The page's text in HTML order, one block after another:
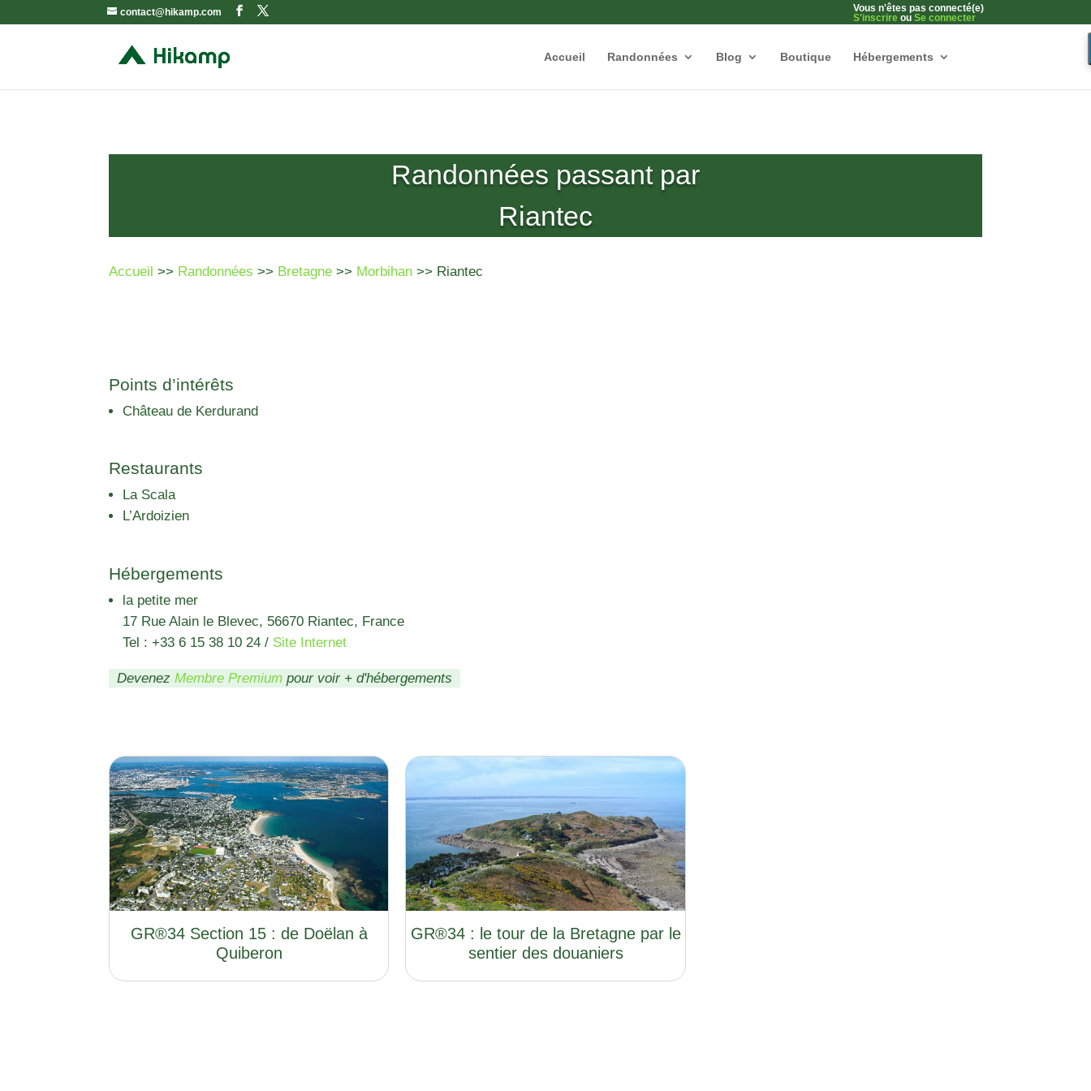
contact@hikamp.com
Vous n'êtes pas connecté(e)
S'inscrire ou Se connecter
Accueil Randonnées Blog Boutique Hébergements
Randonnées passant par
Riantec
Accueil >> Randonnées >> Bretagne >> Morbihan >> Riantec
Points d’intérêts
Château de Kerdurand
Restaurants
La Scala
L’Ardoizien
Hébergements
la petite mer
17 Rue Alain le Blevec, 56670 Riantec, France
Tel : +33 6 15 38 10 24 / Site Internet
DevenezMembre Premium pour voir + d'hébergements
GR®34 Section 15 : de Doëlan à
Quiberon
GR®34 : le tour de la Bretagne par le
sentier des douaniers